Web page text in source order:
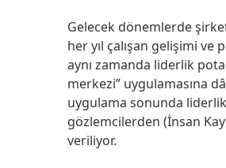
Gelecek dönemlerde
her yıl çalışan gelişimi
aynı zamanda liderlik
merkezi” uygulamasına
uygulama sonunda liderlik
gözlemcilerden (İnsan
veriliyor.